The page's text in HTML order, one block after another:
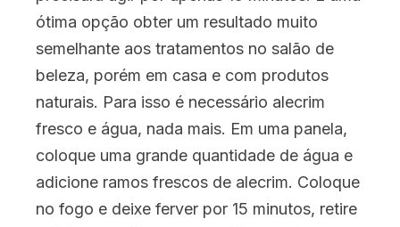
ótima opção obter um resultado muito
semelhante aos tratamentos no salão de
beleza, porém em casa e com produtos
naturais. Para isso é necessário alecrim
fresco e água, nada mais. Em uma panela,
coloque uma grande quantidade de água e
adicione ramos frescos de alecrim. Coloque
no fogo e deixe ferver por 15 minutos, retire